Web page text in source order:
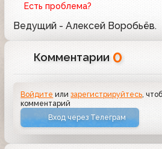
Есть проблема?
Ведущий - Алексей Воробьёв.
Комментарии 0
Войдите илизарегистрируйтесь ,
комментарий
Вход через Телеграм